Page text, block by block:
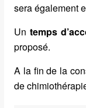
sera également
Untemps
proposé.
A la fin de la
de